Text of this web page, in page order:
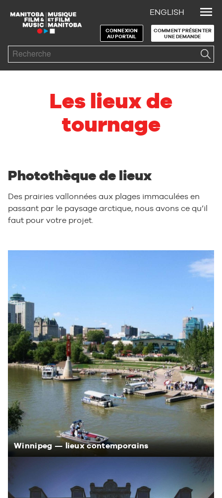
Skip to Navigation
Skip to Content
Skip to Footer
ENGLISH
Search
CONNEXION
AU PORTAIL
COMMENT PRÉSENTER
UNE DEMANDE
Les lieux de
tournage
Photothèque de lieux
Des prairies vallonnées aux plages immaculées en
passant par le paysage arctique, nous avons ce qu’il
faut pour votre projet.
Winnipeg — lieux contemporains